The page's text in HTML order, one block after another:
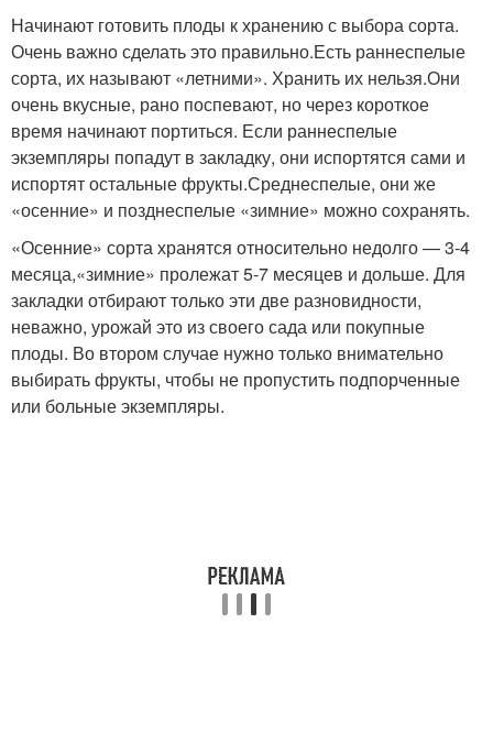
Начинают готовить плоды к хранению с выбора сорта.
Очень важно сделать это правильно.Есть раннеспелые
сорта, их называют «летними». Хранить их нельзя.Они
очень вкусные, рано поспевают, но через короткое
время начинают портиться. Если раннеспелые
экземпляры попадут в закладку, они испортятся сами и
испортят остальные фрукты.Среднеспелые, они же
«осенние» и позднеспелые «зимние» можно сохранять.
«Осенние» сорта хранятся относительно недолго — 3-4
месяца,«зимние» пролежат 5-7 месяцев и дольше. Для
закладки отбирают только эти две разновидности,
неважно, урожай это из своего сада или покупные
плоды. Во втором случае нужно только внимательно
выбирать фрукты, чтобы не пропустить подпорченные
или больные экземпляры.